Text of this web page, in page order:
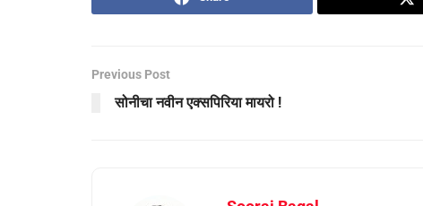
Previous Post
सोनीचा नवीन एक्सपिरिया मायरो !